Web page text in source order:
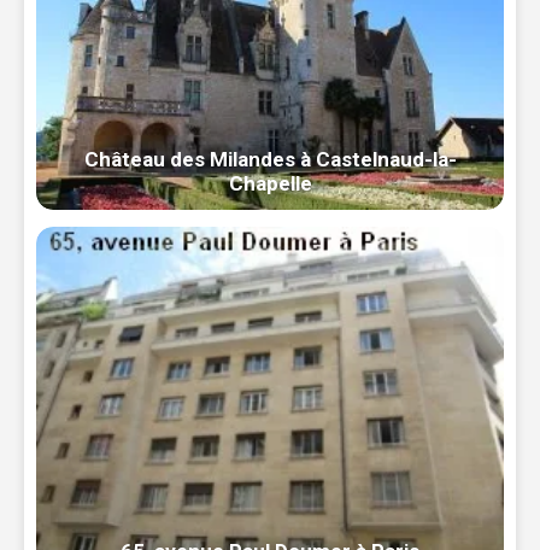
Château des Milandes à Castelnaud-la-
Chapelle